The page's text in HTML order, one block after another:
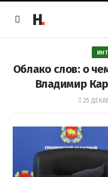
Облако слов: о
Владимир
25